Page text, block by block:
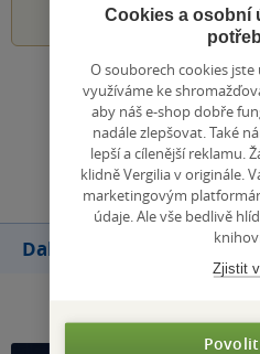
Zobrazit
Další knihy autora
Cookies a osobní
O souborech cookies jste
využíváme ke
aby náš e-shop dobře
nadále zlepšovat. Také
lepší a cílenější reklamu.
klidně Vergilia v originále.
marketingovým
údaje. Ale vše bedlivě
Zjistit